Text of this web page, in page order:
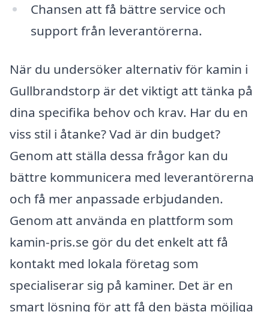
Chansen att få bättre service och
support från leverantörerna.
När du undersöker alternativ för kamin i
Gullbrandstorp är det viktigt att tänka på
dina specifika behov och krav. Har du en
viss stil i åtanke? Vad är din budget?
Genom att ställa dessa frågor kan du
bättre kommunicera med leverantörerna
och få mer anpassade erbjudanden.
Genom att använda en plattform som
kamin-pris.se gör du det enkelt att få
kontakt med lokala företag som
specialiserar sig på kaminer. Det är en
smart lösning för att få den bästa möjliga